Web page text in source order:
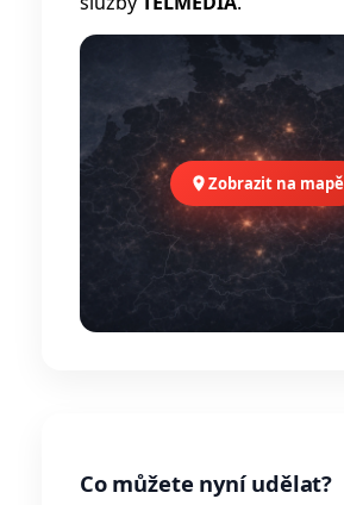
Zobrazit na mapě
Co můžete nyní udělat?